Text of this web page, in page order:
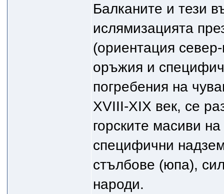
Балканите и тези
ислямизацията
(ориентация
оръжия и
погребения на
XVIII-XIX век, се
горските масиви
специфични
стълбове (юпа),
народи.